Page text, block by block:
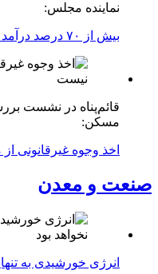
نماینده مجلس:
بیش از ۷۰ درصد درآمد خانوار صرف اجاره خانه می‌شود
قائم‌پناه در نشست
مسکن:
اخذ وجوه غیرقانونی
صنعت و معدن
انرژی خورشیدی به